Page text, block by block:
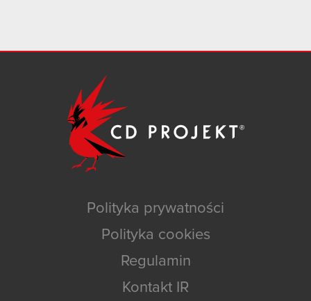
Polityka prywatności
Polityka cookies
Regulamin
Kontakt IR